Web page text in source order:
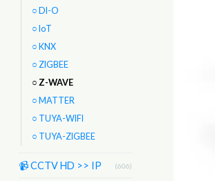
○ DI-O
○ IoT
○ KNX
○ ZIGBEE
○ Z-WAVE
○ MATTER
○ TUYA-WIFI
○ TUYA-ZIGBEE
📹 CCTV HD >> IP (606)